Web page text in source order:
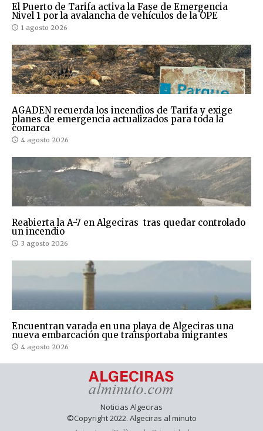
El Puerto de Tarifa activa la Fase de Emergencia
Nivel 1 por la avalancha de vehículos de la OPE
1 agosto 2026
AGADEN recuerda los incendios de Tarifa y exige
planes de emergencia actualizados para toda la
comarca
4 agosto 2026
Reabierta la A-7 en Algeciras tras quedar controlado
un incendio
3 agosto 2026
Encuentran varada en una playa de Algeciras una
nueva embarcación que transportaba migrantes
4 agosto 2026
Noticias Algeciras
©Copyright 2022. Algeciras al minuto